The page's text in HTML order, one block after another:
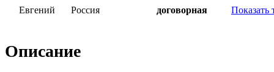
Евгений Россия договорная Показать
Описание